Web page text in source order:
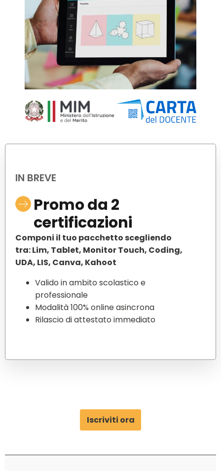
IN BREVE
Promo da 2
certificazioni
Componi il tuo pacchetto scegliendo
tra: Lim, Tablet, Monitor Touch, Coding,
UDA, LIS, Canva, Kahoot
Valido in ambito scolastico e
professionale
Modalità 100% online asincrona
Rilascio di attestato immediato
Iscriviti ora